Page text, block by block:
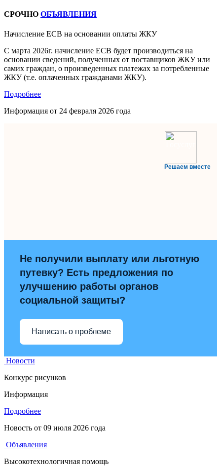
СРОЧНО ОБЪЯВЛЕНИЯ
Начисление ЕСВ на основании оплаты ЖКУ
С марта 2026г. начисление ЕСВ будет производиться на
основании сведений, полученных от поставщиков ЖКУ или
самих граждан, о произведенных платежах за потребленные
ЖКУ (т.е. оплаченных гражданами ЖКУ).
Подробнее
Информация от 24 февраля 2026 года
Решаем вместе
Не получили выплату или льготную
путевку? Есть предложения по
улучшению работы органов
социальной защиты?
Написать о проблеме
Новости
Конкурс рисунков
Информация
Подробнее
Новость от 09 июля 2026 года
Объявления
Высокотехнологичная помощь